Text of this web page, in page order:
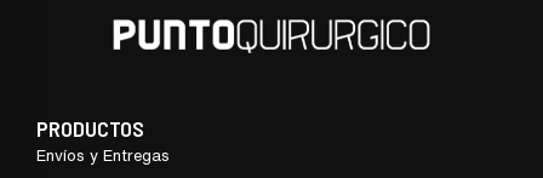
PRODUCTOS
Envíos y Entregas